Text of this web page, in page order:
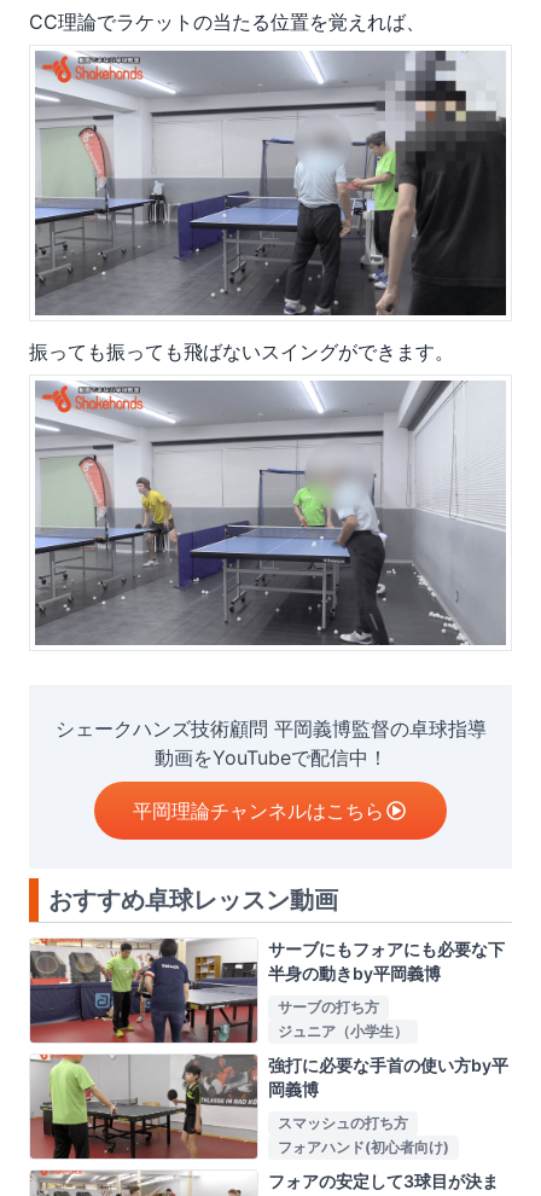
CC理論でラケットの当たる位置を覚えれば、
振っても振っても飛ばないスイングができます。
シェークハンズ技術顧問 平岡義博監督の卓球指導
動画をYouTubeで配信中！
平岡理論チャンネルはこちら
おすすめ卓球レッスン動画
サーブにもフォアにも必要な下
半身の動きby平岡義博
サーブの打ち方
ジュニア（小学生）
強打に必要な手首の使い方by平
岡義博
スマッシュの打ち方
フォアハンド(初心者向け)
フォアの安定して3球目が決ま